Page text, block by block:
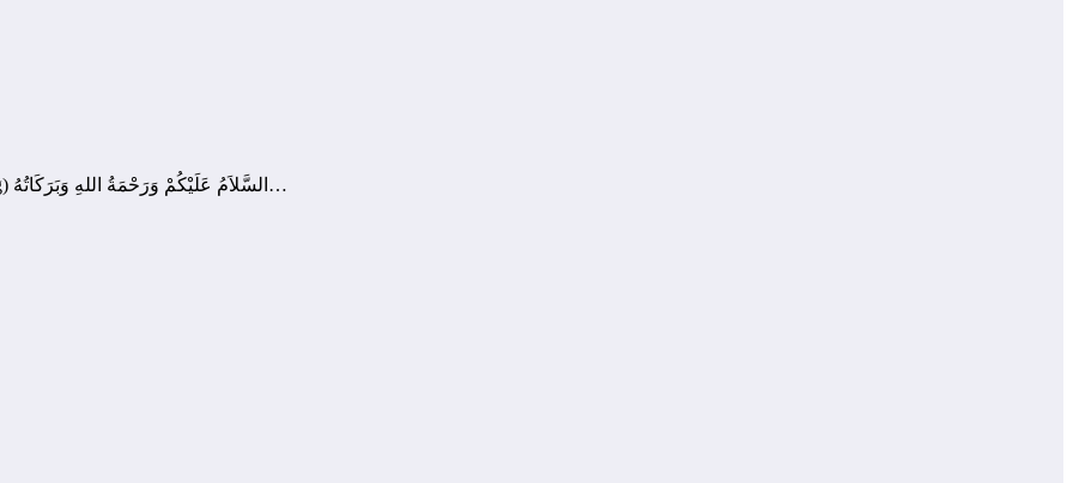
Hukum Go Food! Boleh atau Tidak? Pertanyaan #73 Fulan (Bandung) السَّلاَمُ عَلَيْكُمْ وَرَحْمَةُ اللهِ وَبَرَكَاتُهُ…